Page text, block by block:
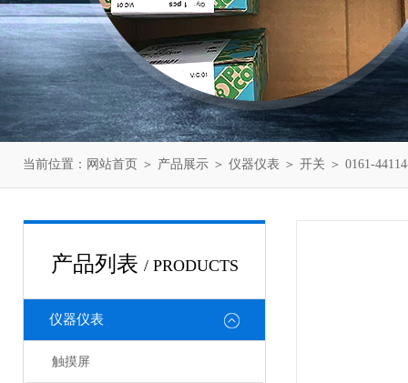
当前位置： 网站首页 ＞ 产品展示 ＞ 仪器仪表 ＞ 开关 ＞ 0161-
产品列表 / PRODUCTS
仪器仪表
触摸屏